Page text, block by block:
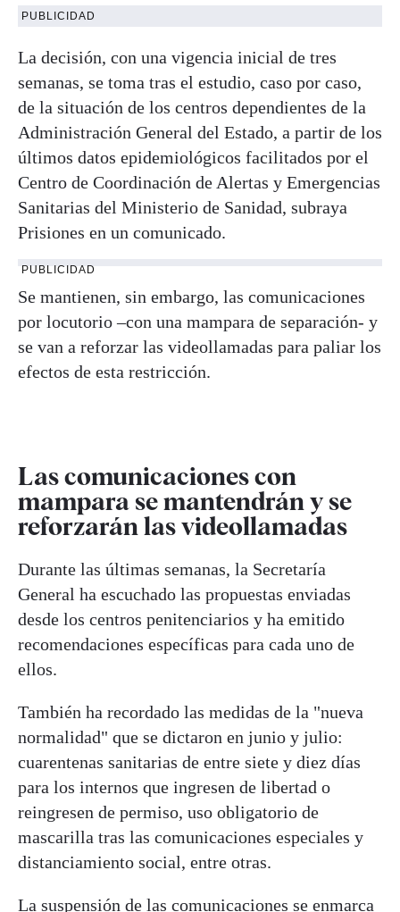
PUBLICIDAD
La decisión, con una vigencia inicial de tres
semanas, se toma tras el estudio, caso por caso,
de la situación de los centros dependientes de la
Administración General del Estado, a partir de los
últimos datos epidemiológicos facilitados por el
Centro de Coordinación de Alertas y Emergencias
Sanitarias del Ministerio de Sanidad, subraya
Prisiones en un comunicado.
PUBLICIDAD
Se mantienen, sin embargo, las comunicaciones
por locutorio –con una mampara de separación- y
se van a reforzar las videollamadas para paliar los
efectos de esta restricción.
Las comunicaciones con
mampara se mantendrán y se
reforzarán las videollamadas
Durante las últimas semanas, la Secretaría
General ha escuchado las propuestas enviadas
desde los centros penitenciarios y ha emitido
recomendaciones específicas para cada uno de
ellos.
También ha recordado las medidas de la "nueva
normalidad" que se dictaron en junio y julio:
cuarentenas sanitarias de entre siete y diez días
para los internos que ingresen de libertad o
reingresen de permiso, uso obligatorio de
mascarilla tras las comunicaciones especiales y
distanciamiento social, entre otras.
La suspensión de las comunicaciones se enmarca